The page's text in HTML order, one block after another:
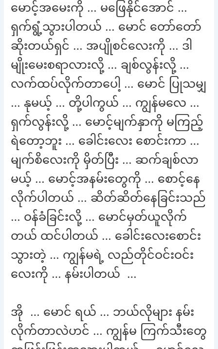
မောင့်အမေးကို … မဖြေနိုင်အောင် …
ရှက်ရွံ့သွားပါတယ် … မောင် တော်တော်
ဆိုးတယ်ရှင် … အပျိုစင်လေးကို … ဒါ
မျိုးမေးစရာလားလို့ … ချစ်လွန်းလို့ …
လက်ထပ်လိုက်တာပေါ့ … မောင် ပြုသမျှ
… နုမယ့် … တို့ပါကွယ် … ကျွန်မလေ …
ရှက်လွန်းလို့ … မောင့်မျက်နှာကို မကြည့်
ရဲတော့ဘူး … ခေါင်းလေး စောင်းကာ …
မျက်စိလေးကို မှိတ်ပြီး … ဆက်ချစ်လာ
မယ့် … မောင့်အနမ်းတွေကို … စောင့်နေ
လိုက်ပါတယ် … ဆိတ်ဆိတ်နေခြင်းသည်
… ဝန်ခံခြင်းလို့ … မောင်မှတ်ယူလိုက်
တယ် ထင်ပါတယ် … ခေါင်းလေးစောင်း
သွားတဲ့ … ကျွန်မရဲ့ လည်တိုင်ဝင်းဝင်း
လေးကို … နမ်းပါတယ် …
အို … မောင် ရယ် … ဘယ်လိုများ နမ်း
လိုက်တာလဲဟင် … ကျွန်မ ကြက်သီးတွေ